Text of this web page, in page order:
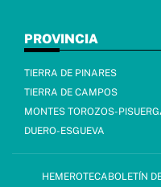
PROVINCIA
TIERRA DE PINARES
TIERRA DE CAMPOS
MONTES TOROZOS-
DUERO-ESGUEVA
HEMEROTECABOLETÍN